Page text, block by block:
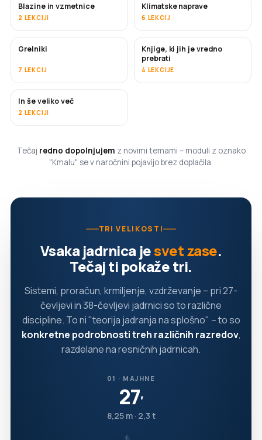
Blazine in vzmetnice
2 LEKCIJI
KMALU
Klimatske naprave
6 LEKCIJ
KMALU
Grelniki
7 LEKCIJ
KMALU
Knjige, ki jih je vredno
prebrati
4 LEKCIJE
KMALU
In še veliko več
2 LEKCIJI
Tečaj redno dopolnjujem z novimi temami – moduli z oznako
"Kmalu" se v naročnini pojavijo brez doplačila.
TRI VELIKOSTI
Vsaka jadrnica jesvet zase.
Tečaj ti pokaže tri.
Sistemi, proračun, krmiljenje, vzdrževanje – pri 27-
čevljevi in 38-čevljevi jadrnici so to različne
discipline. To ni "teorija jadranja na splošno" – to so
konkretne podrobnosti treh različnih razredov,
razdelane na resničnih jadrnicah.
01 · MAJHNE
27′
8,25 m · 2,3 t